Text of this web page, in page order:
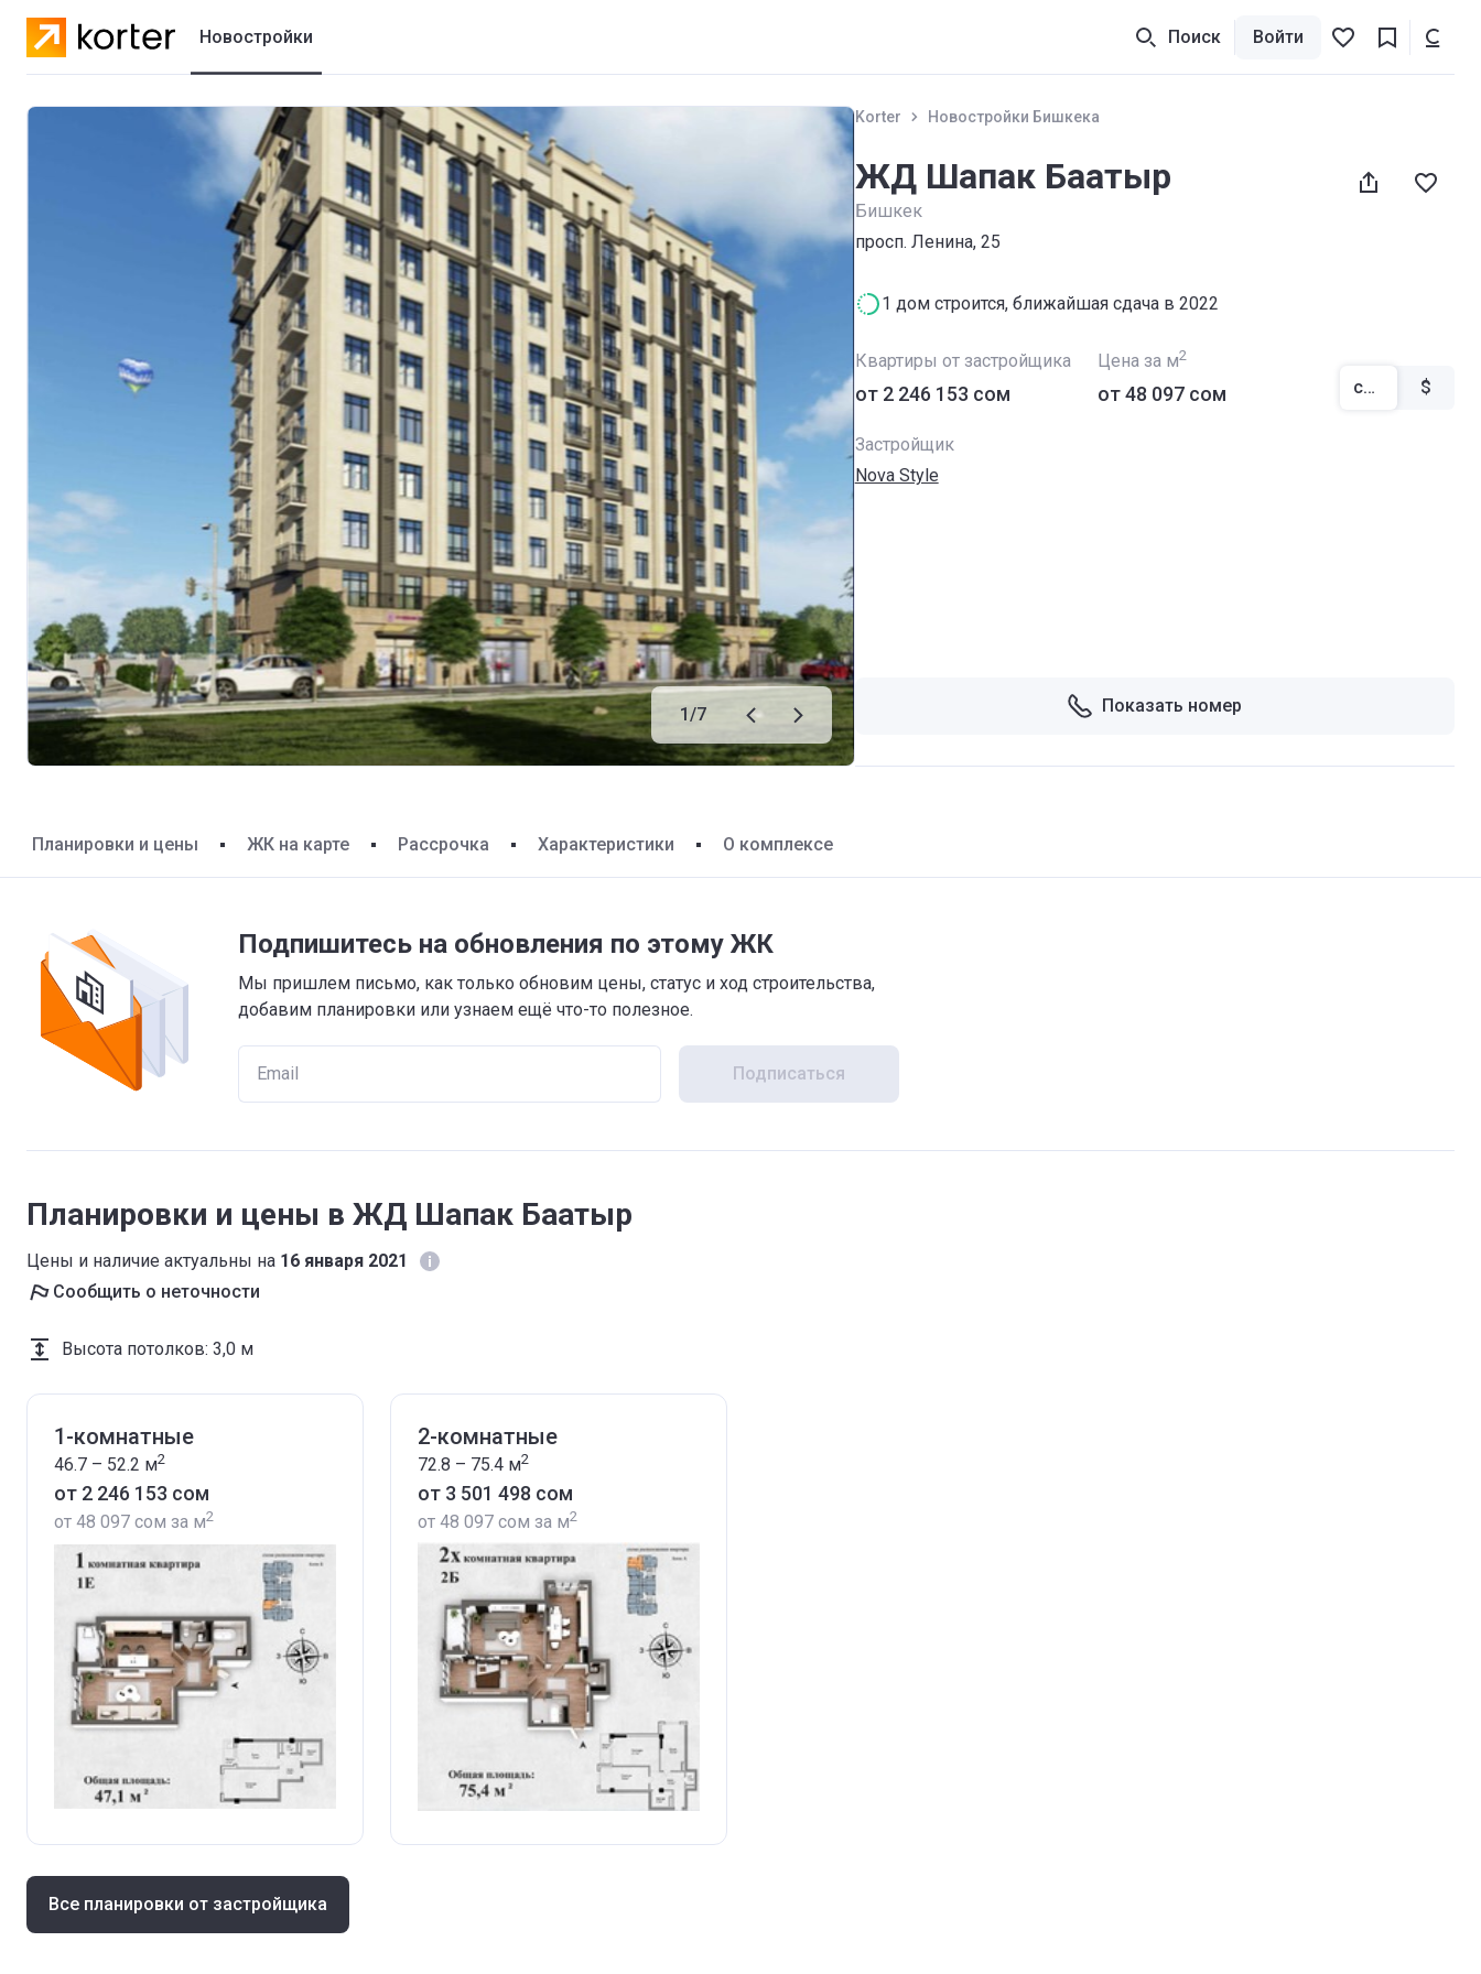
Новостройки
Жилые комплексы
Коттеджные городки
Застройщики
Поиск Войти
1/7
Korter Новостройки Бишкека
ЖД Шапак Баатыр
Бишкек
просп. Ленина, 25
1 дом строится, ближайшая сдача в 2022
Квартиры от застройщика
от ‍2 246 153 сом
Цена за м2
от ‍48 097 сом сом $
Застройщик
Nova Style
Показать номер
Планировки и цены ЖК на карте Рассрочка Характеристики О комплексе
Подпишитесь на обновления по этому ЖК
Мы пришлем письмо, как только обновим цены, статус и ход строительства,
добавим планировки или узнаем ещё что-то полезное.
Подписаться
Планировки и цены в ЖД Шапак Баатыр
Цены и наличие актуальны на 16 января 2021
Сообщить о неточности
Высота потолков: 3,0 м
1-комнатные
46.7 – 52.2 м2
от ‍2 246 153 сом
от ‍48 097 сом за м2
2-комнатные
72.8 – 75.4 м2
от ‍3 501 498 сом
от ‍48 097 сом за м2
Все планировки от застройщика